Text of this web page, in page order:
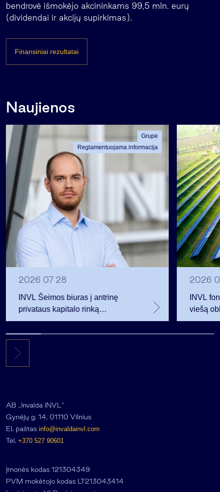
bendrovė išmokėjo akcininkams 99,5 mln. eurų
(dividendai ir akcijų supirkimas).
Finansiniai rezultatai
Naujienos
Grupė
Reglamentuojama informacija
2026 07 28
INVL Šeimos biuras į antrinę
privataus kapitalo rinką
investuojantį fondą pritraukė 17,4
mln. JAV dolerių
2026
INVL
viešą
12 mln.
planavo
AB „Invalda INVL“
Gynėjų g. 14, 01110 Vilnius
El. paštas info@invaldainvl.com
Tel. +370 527 90601
Įmonės kodas 121304349
PVM mokėtojo kodas LT213043414